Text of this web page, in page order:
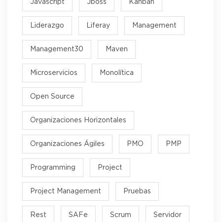
Javascript Jboss Kanban
Liderazgo Liferay Management
Management30 Maven
Microservicios Monolítica
Open Source
Organizaciones Horizontales
Organizaciones Ágiles PMO PMP
Programming Project
Project Management Pruebas
Rest SAFe Scrum Servidor